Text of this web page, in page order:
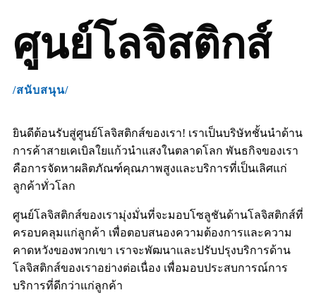
ศูนย์โลจิสติกส์
/สนับสนุน/
ยินดีต้อนรับสู่ศูนย์โลจิสติกส์ของเรา! เราเป็นบริษัทชั้นนำด้าน
การค้าสายเคเบิลใยแก้วนำแสงในตลาดโลก พันธกิจของเรา
คือการจัดหาผลิตภัณฑ์คุณภาพสูงและบริการที่เป็นเลิศแก่
ลูกค้าทั่วโลก
ศูนย์โลจิสติกส์ของเรามุ่งมั่นที่จะมอบโซลูชันด้านโลจิสติกส์ที่
ครอบคลุมแก่ลูกค้า เพื่อตอบสนองความต้องการและความ
คาดหวังของพวกเขา เราจะพัฒนาและปรับปรุงบริการด้าน
โลจิสติกส์ของเราอย่างต่อเนื่อง เพื่อมอบประสบการณ์การ
บริการที่ดีกว่าแก่ลูกค้า